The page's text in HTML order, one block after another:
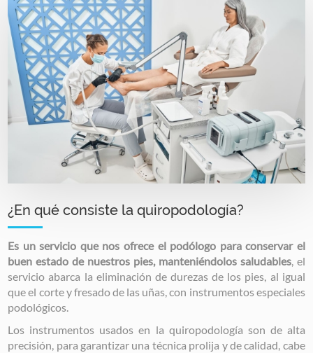
Image
¿En qué consiste la quiropodología?
Es un servicio que nos ofrece el podólogo para conservar el
buen estado de nuestros pies, manteniéndolos saludables, el
servicio abarca la eliminación de durezas de los pies, al igual
que el corte y fresado de las uñas, con instrumentos especiales
podológicos.
Los instrumentos usados en la quiropodología son de alta
precisión, para garantizar una técnica prolija y de calidad, cabe